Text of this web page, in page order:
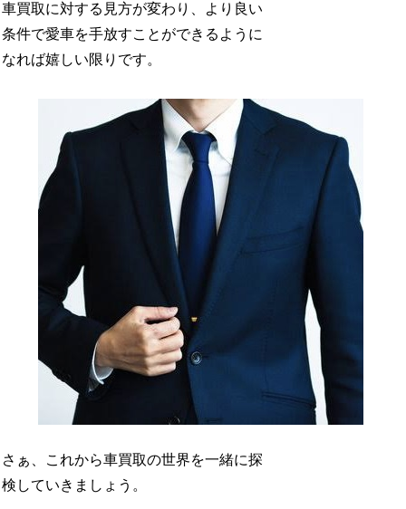
車買取に対する見方が変わり、より良い
条件で愛車を手放すことができるように
なれば嬉しい限りです。
さぁ、これから車買取の世界を一緒に探
検していきましょう。